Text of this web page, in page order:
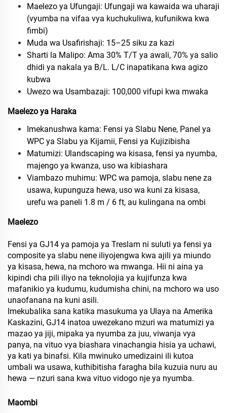
Maelezo ya Ufungaji: Ufungaji wa kawaida wa uharaji
(vyumba na vifaa vya kuchukuliwa, kufunikwa kwa
fimbi)
Muda wa Usafirishaji: 15–25 siku za kazi
Sharti la Malipo: Ama 30% T/T ya awali, 70% ya salio
dhidi ya nakala ya B/L. L/C inapatikana kwa agizo
kubwa
Uwezo wa Usambazaji: 100,000 vifupi kwa mwaka
Maelezo ya Haraka
Imekanushwa kama: Fensi ya Slabu Nene, Panel ya
WPC ya Slabu ya Kijamii, Fensi ya Kujizibisha
Matumizi: Ulandscaping wa kisasa, fensi ya nyumba,
majengo ya kwanza, uso wa kibiashara
Viambazo muhimu: WPC wa pamoja, slabu nene za
usawa, kupunguza hewa, uso wa kuni za kisasa,
urefu wa paneli 1.8 m / 6 ft, au kulingana na ombi
Maelezo
Fensi ya GJ14 ya pamoja ya Treslam ni suluti ya fensi ya
composite ya slabu nene iliyojengwa kwa ajili ya miundo
ya kisasa, hewa, na mchoro wa mwanga. Hii ni aina ya
kipindi cha pili iliyo na teknolojia ya kujifunza kwa
mafanikio ya kudumu, kudumisha chini, na mchoro wa uso
unaofanana na kuni asili.
Imekubalika sana katika masukuma ya Ulaya na Amerika
Kaskazini, GJ14 inatoa uwezekano mzuri wa matumizi ya
mazao ya jiji, mipaka ya nyumba za juu, viwanja vya
panya, na vituo vya biashara vinachangia hisia ya uchawi,
ya kati ya binafsi. Kila mwinuko umedizaini ili kutoa
umbali wa usawa, kuthibitisha faragha bila kuzuia nuru au
hewa — nzuri sana kwa vituo vidogo nje ya nyumba.
Maombi